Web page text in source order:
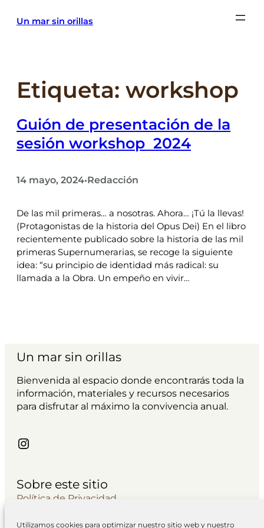
Utilizamos cookies para optimizar nuestro sitio web y nuestro
Un mar sin orillas
Etiqueta: workshop
Guión de presentación de la
sesión workshop 2024
14 mayo, 2024•Redacción
De las mil primeras… a nosotras. Ahora… ¡Tú la llevas!
(Protagonistas de la historia del Opus Dei) En el libro
recientemente publicado sobre la historia de las mil
primeras Supernumerarias, se recoge la siguiente
idea: “su principio de identidad más radical: su
llamada a la Obra. Un empeño en vivir…
Un mar sin orillas
Bienvenida al espacio donde encontrarás toda la
información, materiales y recursos necesarios
para disfrutar al máximo la convivencia anual.
Instagram
Sobre este sitio
Política de Privacidad